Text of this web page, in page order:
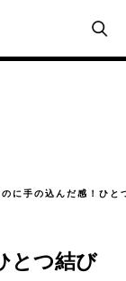
に手の込んだ感！ひと
とつ結び